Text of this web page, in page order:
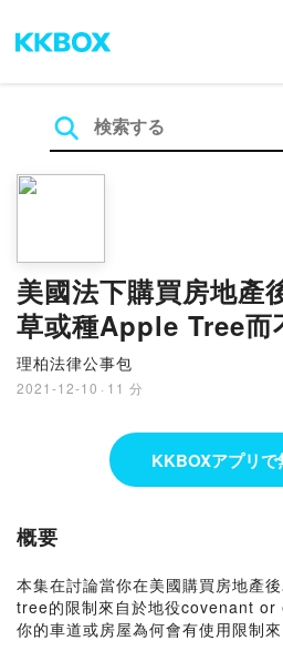
美國法下購買房地產
草或種Apple Tree
Tree的限制來自於地
equitable servitudes
理柏法律公事包
2021-12-10 · 11 分
KKBOXアプリで
概要
本集在討論當你在美國購買房地產
tree的限制來自於地役covenant
你的車道或房屋為何會有使用限制